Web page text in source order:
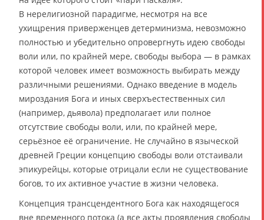
В нерелигиозной парадигме, несмотря на все
ухищрения приверженцев детерминизма, невозможно
полностью и убедительно опровергнуть идею свободы
воли или, по крайней мере, свободы выбора — в рамках
которой человек имеет возможность выбирать между
различными решениями. Однако введение в модель
мироздания Бога и иных сверхъестественных сил
(например, дьявола) предполагает или полное
отсутствие свободы воли, или, по крайней мере,
серьёзное её ограничение. Не случайно в языческой
древней Греции концепцию свободы воли отстаивали
эпикурейцы, которые отрицали если не существование
богов, то их активное участие в жизни человека.
Концепция трансцендентного Бога как находящегося
вне временного потока (а все акты проявления свободы